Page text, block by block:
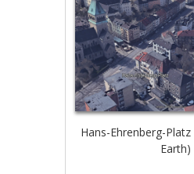
Hans-Ehrenberg-
Earth)